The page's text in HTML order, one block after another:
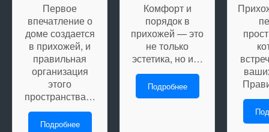
Первое
впечатление о
доме создается
в прихожей, и
правильная
организация
этого
пространства…
Подробнее
Комфорт и
порядок в
прихожей — это
не только
эстетика, но и…
Подробнее